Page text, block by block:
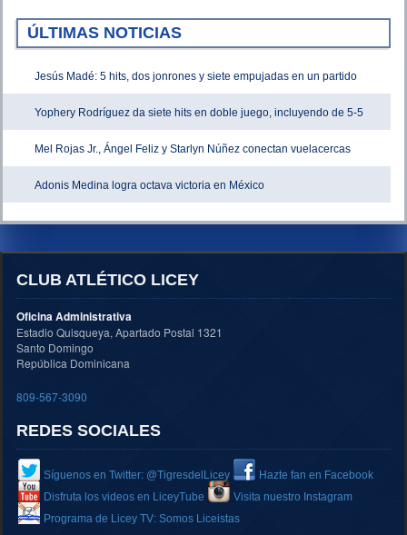
ÚLTIMAS NOTICIAS
Jesús Madé: 5 hits, dos jonrones y siete empujadas en un partido
Yophery Rodríguez da siete hits en doble juego, incluyendo de 5-5
Mel Rojas Jr., Ángel Feliz y Starlyn Núñez conectan vuelacercas
Adonis Medina logra octava victoria en México
CLUB ATLÉTICO LICEY
Oficina Administrativa
Estadio Quisqueya, Apartado Postal 1321
Santo Domingo
República Dominicana
809-567-3090
REDES SOCIALES
Síguenos en Twitter: @TigresdelLicey
Hazte fan en Facebook
Disfruta los videos en LiceyTube
Visita nuestro Instagram
Programa de Licey TV: Somos Liceistas